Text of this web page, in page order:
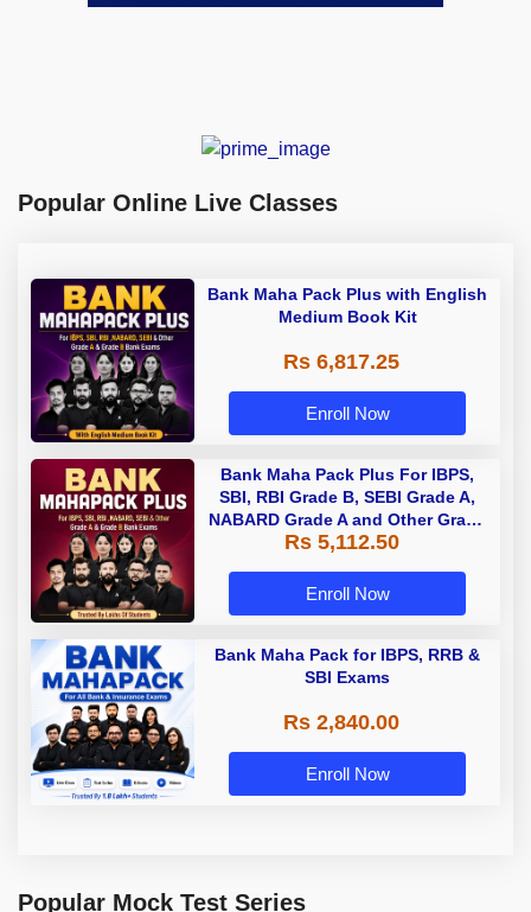
Popular Online Live Classes
Bank Maha Pack Plus with English
Medium Book Kit
Rs 6,817.25
Enroll Now
Bank Maha Pack Plus For IBPS,
SBI, RBI Grade B, SEBI Grade A,
NABARD Grade A and Other Grade
A & Grade B Bank Exams
Rs 5,112.50
Enroll Now
Bank Maha Pack for IBPS, RRB &
SBI Exams
Rs 2,840.00
Enroll Now
Popular Mock Test Series